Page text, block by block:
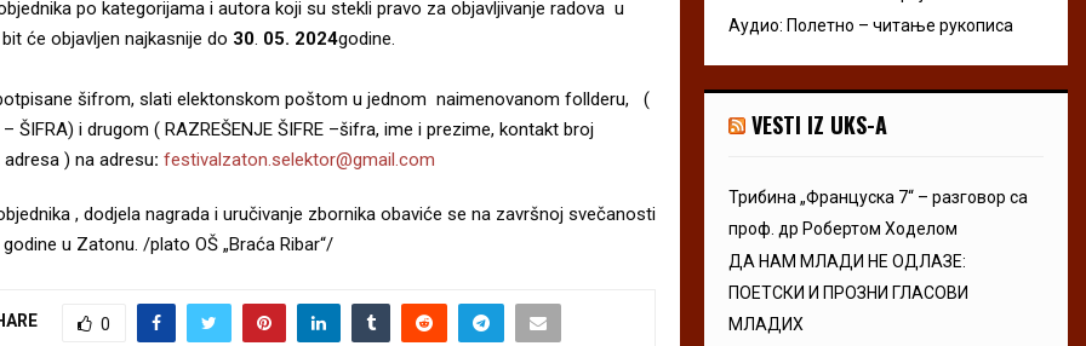
po kategorijama i autora koji su stekli pravo za objavljivanje radova u
će objavljen najkasnije do 30. 05. 2024godine.
šifrom, slati elektonskom poštom u jednom naimenovanom follderu, (
ŠIFRA) i drugom ( RAZREŠENJE ŠIFRE –šifra, ime i prezime, kontakt broj
) na adresu: festivalzaton.selektor@gmail.com
, dodjela nagrada i uručivanje zbornika obaviće se na završnoj svečanosti
godine u Zatonu. /plato OŠ „Braća Ribar“/
0
Аудио: Полетно – читање рукописа
VESTI IZ UKS-A
Трибина „Француска 7“ – разговор са
проф. др Робертом Ходелом
ДА НАМ МЛАДИ НЕ ОДЛАЗЕ:
ПОЕТСКИ И ПРОЗНИ ГЛАСОВИ
МЛАДИХ